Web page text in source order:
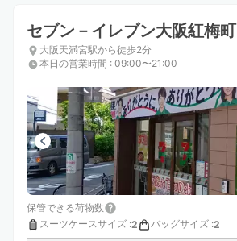
the
keyboard
shortcuts
for
changing
dates.
the
keyboard
shortcuts
for
changing
dates.
セブン－イレブン大阪紅梅町
大阪天満宮駅から徒歩2分
本日の営業時間 : 09:00〜21:00
保管できる荷物数
スーツケースサイズ :2 バッグサイズ :2